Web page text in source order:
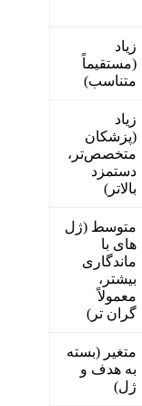
زیاد
(مستقیماً
متناسب)
زیاد
(پزشکان
متخصص‌تر،
دستمزد
بالاتر)
متوسط (ژل‌
های با
ماندگاری
بیشتر،
معمولاً
گران‌ تر)
متغیر (بسته
به هدف و
ژل)